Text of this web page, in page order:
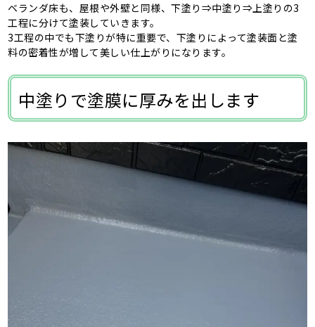
ベランダ床も、屋根や外壁と同様、下塗り⇒中塗り⇒上塗りの3
工程に分けて塗装していきます。
3工程の中でも下塗りが特に重要で、下塗りによって塗装面と塗
料の密着性が増して美しい仕上がりになります。
中塗りで塗膜に厚みを出します